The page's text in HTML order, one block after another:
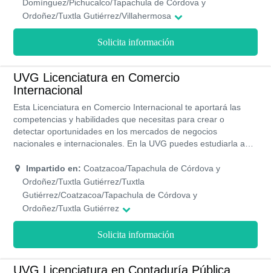
colegiaturas, instalaciones actuales, bolsa de empleo y el
que podrás conseguir el empleo adecuado para ti incluso antes
Domínguez/Pichucalco/Tapachula de Córdova y
Ordoñez/Tuxtla Gutiérrez/Villahermosa
Solicita información
UVG Licenciatura en Comercio
Internacional
Esta Licenciatura en Comercio Internacional te aportará las
competencias y habilidades que necesitas para crear o
detectar oportunidades en los mercados de negocios
nacionales e internacionales. En la UVG puedes estudiarla a
debes contar con capacidad de escucha, liderazgo, nociones
de planeador, y además generador de soluciones y de
respuestas a las necesidades empresariales.
Impartido en: Coatzacoa/Tapachula de Córdova y
Ordoñez/Tuxtla Gutiérrez/Tuxtla
Gutiérrez/Coatzacoa/Tapachula de Córdova y
Ordoñez/Tuxtla Gutiérrez
Solicita información
UVG Licenciatura en Contaduría Pública